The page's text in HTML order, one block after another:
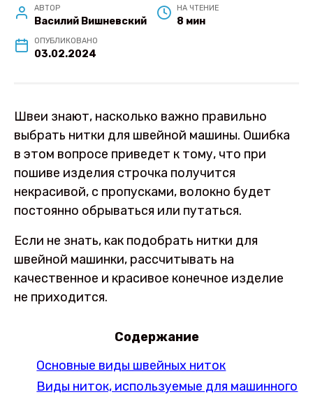
АВТОР
Василий Вишневский
НА ЧТЕНИЕ
8 мин
ОПУБЛИКОВАНО
03.02.2024
Швеи знают, насколько важно правильно
выбрать нитки для швейной машины. Ошибка
в этом вопросе приведет к тому, что при
пошиве изделия строчка получится
некрасивой, с пропусками, волокно будет
постоянно обрываться или путаться.
Если не знать, как подобрать нитки для
швейной машинки, рассчитывать на
качественное и красивое конечное изделие
не приходится.
Содержание
Основные виды швейных ниток
Виды ниток, используемые для машинного